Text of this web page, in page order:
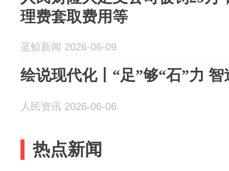
理费套取费用等
蓝鲸新闻 2026-06-09
绘说现代化丨“足”够“石”力 智
人民资讯 2026-06-06
热点新闻